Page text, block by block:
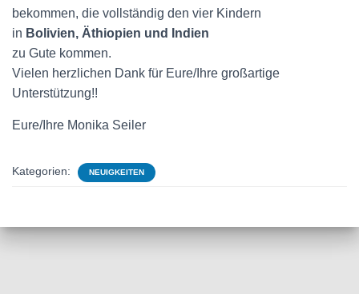
bekommen, die vollständig den vier Kindern
in Bolivien, Äthiopien und Indien
zu Gute kommen.
Vielen herzlichen Dank für Eure/Ihre großartige
Unterstützung!!
Eure/Ihre Monika Seiler
Kategorien: NEUIGKEITEN